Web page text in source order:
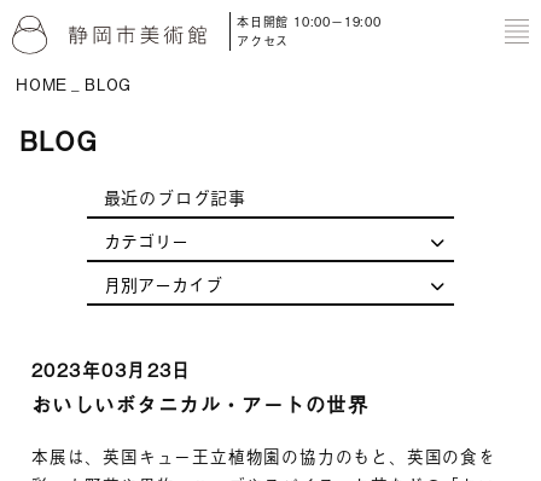
本日開館 10:00－19:00
アクセス
HOME BLOG
BLOG
最近のブログ記事
2023年03月23日
おいしいボタニカル・アートの世界
本展は、英国キュー王立植物園の協力のもと、英国の食を